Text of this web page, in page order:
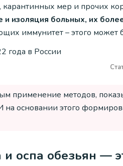
карантинных мер и прочих
изоляция больных, их
иммунитет – этого может
применение методов,
основании этого
оспа обезьян —